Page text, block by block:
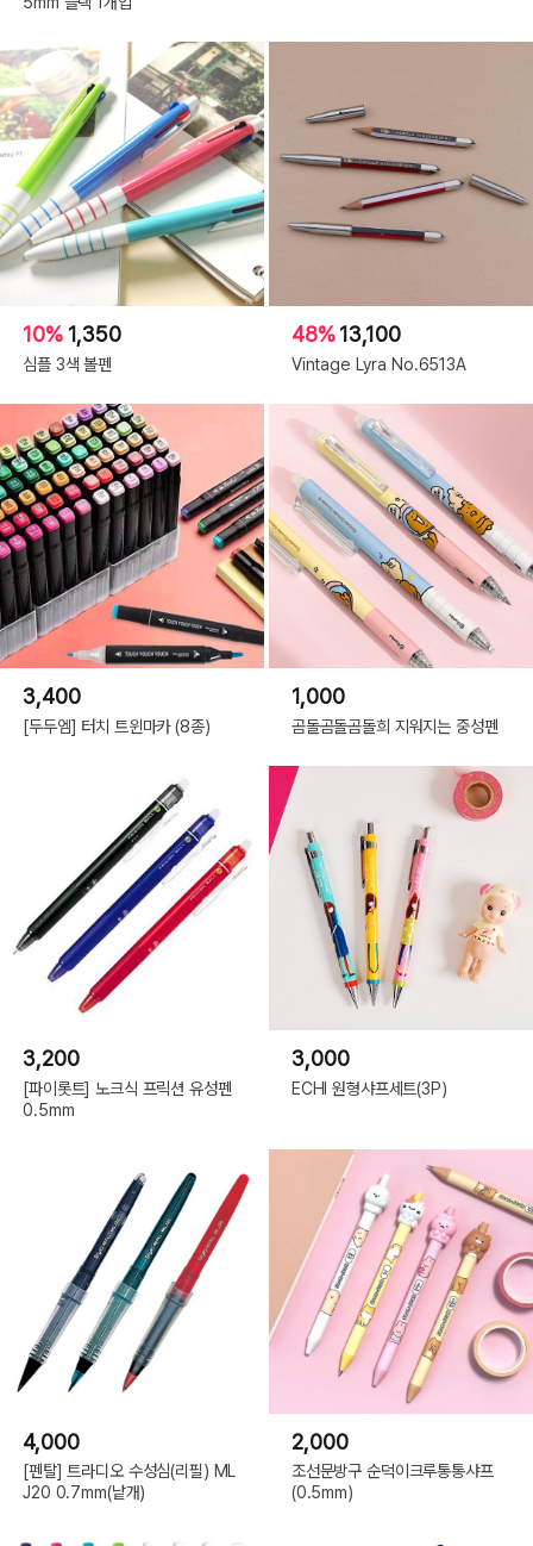
10% 1,350
심플 3색 볼펜
48%13,100
Vintage Lyra No.6513A
3,400
[두두엠] 터치 트윈마카 (8종)
1,000
곰돌곰돌곰돌희 지워지는 중성펜
3,200
[파이롯트] 노크식 프릭션 유성펜
0.5mm
3,000
ECHI 원형샤프세트(3P)
4,000
[펜탈] 트라디오 수성심(리필) ML
J20 0.7mm(낱개)
2,000
조선문방구 순덕이크루통통샤프
(0.5mm)